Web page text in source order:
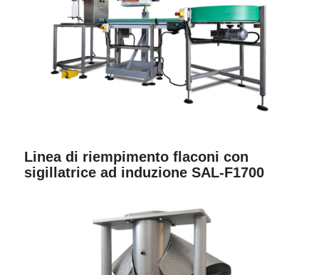
Linea di riempimento flaconi con
sigillatrice ad induzione SAL-F1700